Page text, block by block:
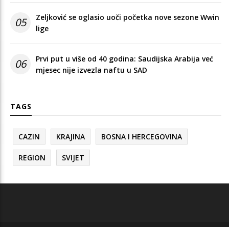
05
Zeljković se oglasio uoči početka nove sezone Wwin
lige
06
Prvi put u više od 40 godina: Saudijska Arabija već
mjesec nije izvezla naftu u SAD
TAGS
CAZIN KRAJINA BOSNA I HERCEGOVINA
REGION SVIJET